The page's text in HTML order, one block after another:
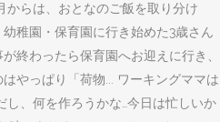
からは、おとなのご飯を取り分け
稚園・保育園に行き始めた3歳さん
終わったら保育園へお迎えに行き、
やっぱり「荷物... ワーキングママは
、何を作ろうかな…今日は忙しいか